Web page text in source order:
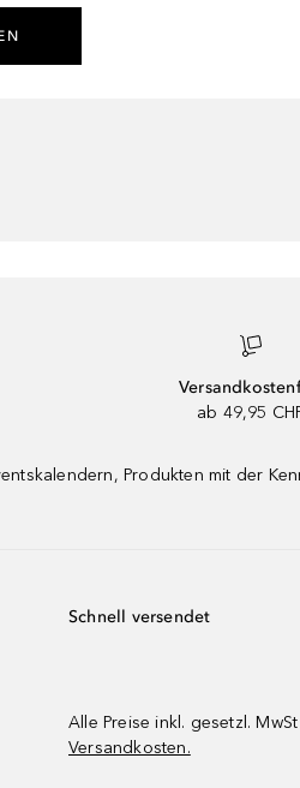
ab 49,95
Produkten mit der
Schnell versendet
Alle Preise inkl. gesetzl.
Versandkosten.